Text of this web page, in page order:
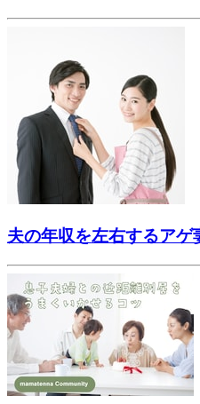
夫の年収を左右するアゲ